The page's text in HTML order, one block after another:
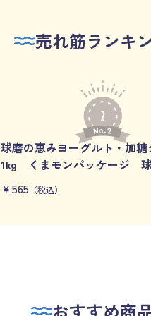
売れ筋ランキ
球磨の恵みヨーグルト・加
1kg くまモンパッケージ
￥565 （税込）
おすすめ商